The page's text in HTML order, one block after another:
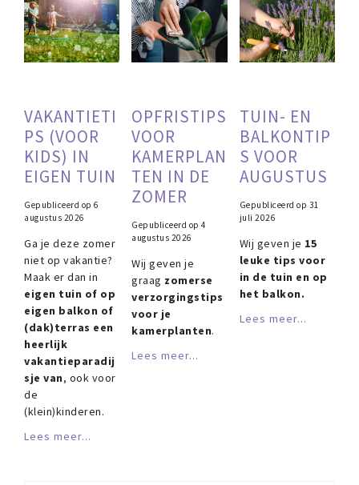
VAKANTIETI
PS (VOOR
KIDS) IN
EIGEN TUIN
Gepubliceerd op 6
augustus 2026
Ga je deze zomer
niet op vakantie?
Maak er dan in
eigen tuin of op
eigen balkon of
(dak)terras een
heerlijk
vakantieparadij
sje van, ook voor
de
(klein)kinderen.
Lees meer...
OPFRISTIPS
VOOR
KAMERPLAN
TEN IN DE
ZOMER
Gepubliceerd op4
augustus 2026
Wij geven je
graag zomerse
verzorgingstips
voor je
kamerplanten.
Lees meer...
TUIN- EN
BALKONTIP
S VOOR
AUGUSTUS
Gepubliceerd op 31
juli 2026
Wij geven je 15
leuke tips voor
in de tuin en op
het balkon.
Lees meer...